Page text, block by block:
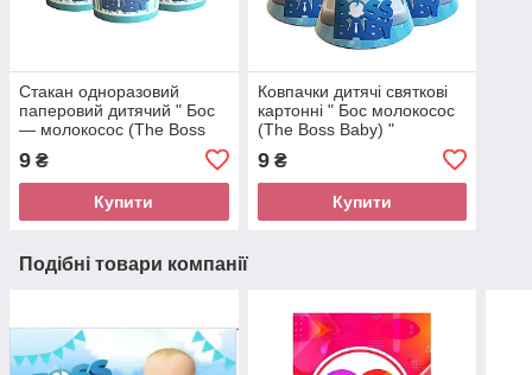
Стакан одноразовий
паперовий дитячий " Бос
— молокосос (The Boss
9 ₴
Купити
Ковпачки дитячі святкові
картонні " Бос молокосос
(The Boss Baby) "
9₴
Купити
Подібні товари компанії